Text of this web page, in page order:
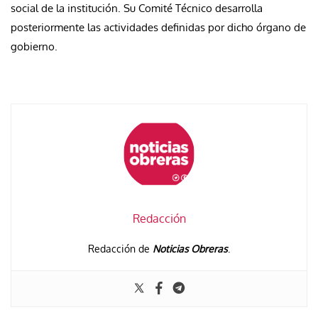
social de la institución. Su Comité Técnico desarrolla
posteriormente las actividades definidas por dicho órgano de
gobierno.
Redacción
Redacción de Noticias Obreras.